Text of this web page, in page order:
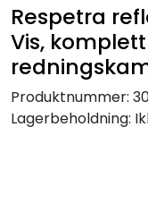
Respetra
Vis,
Produktnummer:
Lagerbeholdning:
Maskinsikring
Bærekraft